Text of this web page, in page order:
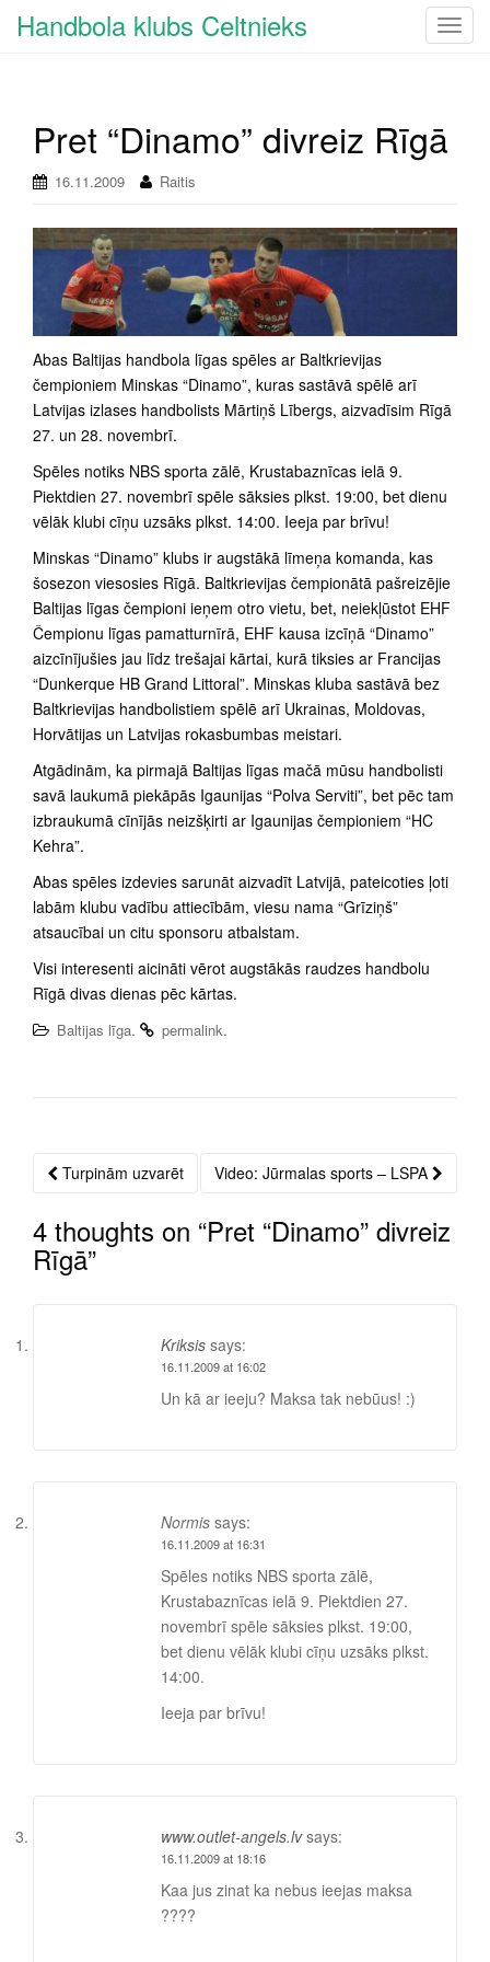
T
v
i
t
n
Handbola klubs Celtnieks
Pret “Dinamo” divreiz Rīgā
16.11.2009 Raitis
Abas Baltijas handbola līgas spēles ar Baltkrievijas
čempioniem Minskas “Dinamo”, kuras sastāvā spēlē arī
Latvijas izlases handbolists Mārtiņš Lībergs, aizvadīsim Rīgā
27. un 28. novembrī.
Spēles notiks NBS sporta zālē, Krustabaznīcas ielā 9.
Piektdien 27. novembrī spēle sāksies plkst. 19:00, bet dienu
vēlāk klubi cīņu uzsāks plkst. 14:00. Ieeja par brīvu!
Minskas “Dinamo” klubs ir augstākā līmeņa komanda, kas
šosezon viesosies Rīgā. Baltkrievijas čempionātā pašreizējie
Baltijas līgas čempioni ieņem otro vietu, bet, neiekļūstot EHF
Čempionu līgas pamatturnīrā, EHF kausa izcīņā “Dinamo”
aizcīnījušies jau līdz trešajai kārtai, kurā tiksies ar Francijas
“Dunkerque HB Grand Littoral”. Minskas kluba sastāvā bez
Baltkrievijas handbolistiem spēlē arī Ukrainas, Moldovas,
Horvātijas un Latvijas rokasbumbas meistari.
Atgādinām, ka pirmajā Baltijas līgas mačā mūsu handbolisti
savā laukumā piekāpās Igaunijas “Polva Serviti”, bet pēc tam
izbraukumā cīnījās neizšķirti ar Igaunijas čempioniem “HC
Kehra”.
Abas spēles izdevies sarunāt aizvadīt Latvijā, pateicoties ļoti
labām klubu vadību attiecībām, viesu nama “Grīziņš”
atsaucībai un citu sponsoru atbalstam.
Visi interesenti aicināti vērot augstākās raudzes handbolu
Rīgā divas dienas pēc kārtas.
Baltijas līga. permalink.
Post
navigation
Turpinām uzvarēt Video: Jūrmalas sports – LSPA
4 thoughts on “Pret “Dinamo” divreiz
Rīgā”
Kriksis says:
16.11.2009 at 16:02
Un kā ar ieeju? Maksa tak nebūus! :)
Normis says:
16.11.2009 at 16:31
Spēles notiks NBS sporta zālē,
Krustabaznīcas ielā 9. Piektdien 27.
novembrī spēle sāksies plkst. 19:00,
bet dienu vēlāk klubi cīņu uzsāks plkst.
14:00.
Ieeja par brīvu!
www.outlet-angels.lv says:
16.11.2009 at 18:16
Kaa jus zinat ka nebus ieejas maksa
????